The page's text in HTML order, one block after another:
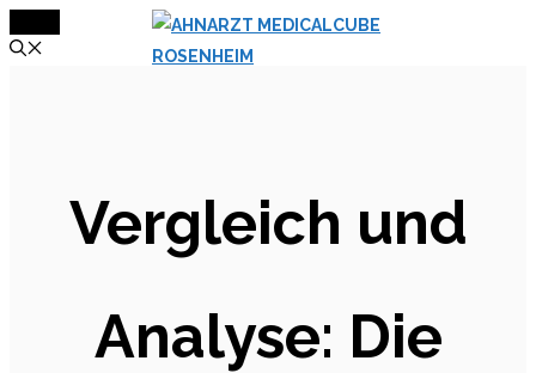
Inhalt
Vergleich und
Analyse: Die